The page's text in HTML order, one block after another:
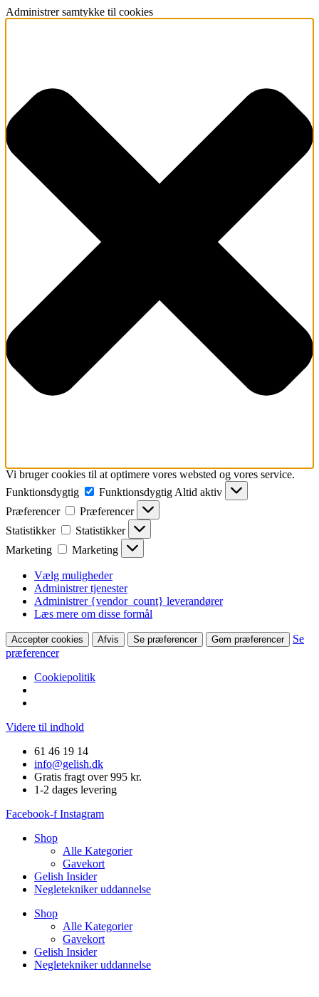
Administrer samtykke til cookies
Vi bruger cookies til at optimere vores websted og vores service.
Funktionsdygtig
Funktionsdygtig Altid aktiv
Præferencer
Præferencer
Statistikker
Statistikker
Marketing
Marketing
Vælg muligheder
Administrer tjenester
Administrer {vendor_count} leverandører
Læs mere om disse formål
Accepter cookies Afvis Se præferencer Gem præferencer
Se
præferencer
Cookiepolitik
Videre til indhold
61 46 19 14
info@gelish.dk
Gratis fragt over 995 kr.
1-2 dages levering
Facebook-f Instagram
Shop
Alle Kategorier
Gavekort
Gelish Insider
Negletekniker uddannelse
Shop
Alle Kategorier
Gavekort
Gelish Insider
Negletekniker uddannelse